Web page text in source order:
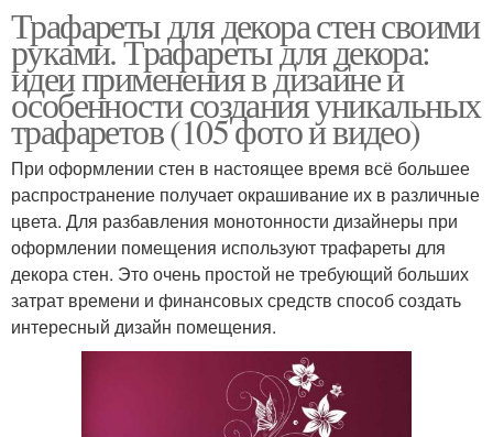
Трафареты для декора стен своими
руками. Трафареты для декора:
идеи применения в дизайне и
особенности создания уникальных
трафаретов (105 фото и видео)
При оформлении стен в настоящее время всё большее
распространение получает окрашивание их в различные
цвета. Для разбавления монотонности дизайнеры при
оформлении помещения используют трафареты для
декора стен. Это очень простой не требующий больших
затрат времени и финансовых средств способ создать
интересный дизайн помещения.